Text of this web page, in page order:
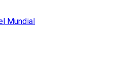
Mundial